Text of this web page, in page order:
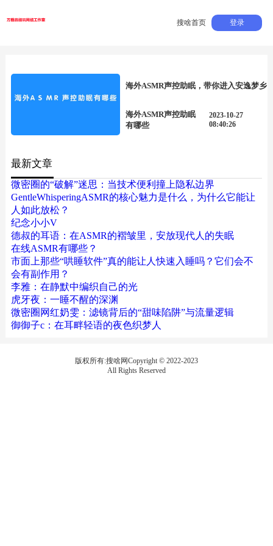
搜啥首页 登录
海外ASMR声控助眠，带你进入安逸梦乡
海外ASMR声控助眠
有哪些
2023-10-27
08:40:26
最新文章
微密圈的“破解”迷思：当技术便利撞上隐私边界
GentleWhisperingASMR的核心魅力是什么，为什么它能让
人如此放松？
纪念小小V
德叔的耳语：在ASMR的褶皱里，安放现代人的失眠
在线ASMR有哪些？
市面上那些“哄睡软件”真的能让人快速入睡吗？它们会不
会有副作用？
李雅：在静默中编织自己的光
虎牙夜：一睡不醒的深渊
微密圈网红奶雯：滤镜背后的“甜味陷阱”与流量逻辑
御御子c：在耳畔轻语的夜色织梦人
版权所有:搜啥网Copyright © 2022-2023
All Rights Reserved